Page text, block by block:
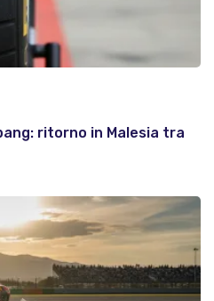
ritorno in Malesia tra